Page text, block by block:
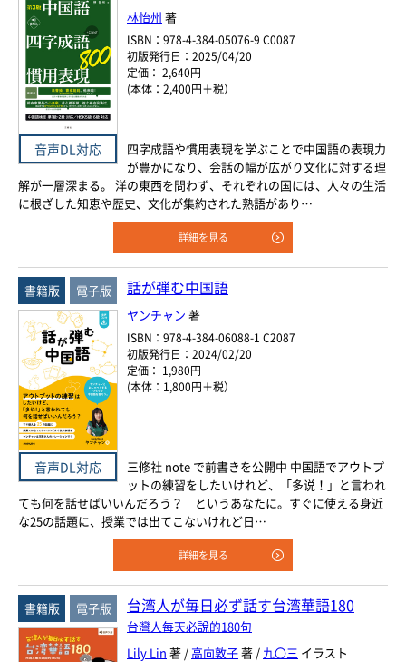
音声DL対応
林怡州 著
ISBN：978-4-384-05076-9 C0087
初版発行日：2025/04/20
定価： 2,640円
(本体：2,400円＋税）
四字成語や慣用表現を学ぶことで中国語の表現力
が豊かになり、会話の幅が広がり文化に対する理
解が一層深まる。 洋の東西を問わず、それぞれの国には、人々の生活
に根ざした知恵や歴史、文化が集約された熟語があり…
詳細を見る
音声DL対応
話が弾む中国語
ヤンチャン 著
ISBN：978-4-384-06088-1 C2087
初版発行日：2024/02/20
定価： 1,980円
(本体：1,800円＋税）
三修社 note で前書きを公開中 中国語でアウトプ
ットの練習をしたいけれど、「多说！」と言われ
ても何を話せばいいんだろう？ というあなたに。すぐに使える身近
な25の話題に、授業では出てこないけれど日…
書籍版 電子版
詳細を見る
台湾人が毎日必ず話す台湾華語180
台灣人每天必說的180句
Lily Lin 著 / 高向敦子著 / 九〇三 イラスト
書籍版 電子版